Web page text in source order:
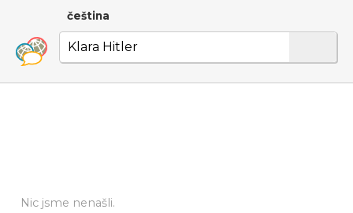
čeština
Nic jsme nenašli.